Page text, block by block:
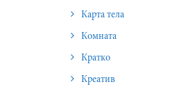
Карта тела
Комната
Кратко
Креатив